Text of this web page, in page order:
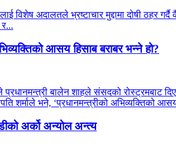
विशेष अदालतले भ्रष्टाचार मुद्दामा दोषी
र...
आसय हिसाब बराबर भन्ने हो?
बालेन शाहले संसदको रोस्ट्रमबाट
शर्माले भने, ‘प्रधानमन्त्रीको अभिव्यक्तिको
अर्को अन्योल अन्त्य